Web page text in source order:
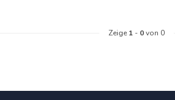
Zeige 1 - 0von 0